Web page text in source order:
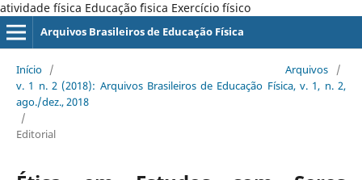
atividade física Educação ´fisica Exercício físico
Arquivos Brasileiros de Educação Física
Início / Arquivos
/
v. 1 n. 2 (2018): Arquivos Brasileiros de Educação Física, v. 1, n. 2,
ago./dez., 2018
/
Editorial